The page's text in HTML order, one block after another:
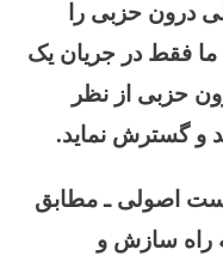
درون حزبی را
فقط در جریان یک
حزبی از نظر
و گسترش نماید.
اصولی ـ مطابق
راه سازش و